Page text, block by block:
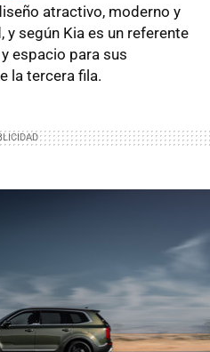
atractivo, moderno y
según Kia es un referente
y espacio para sus
la tercera fila.